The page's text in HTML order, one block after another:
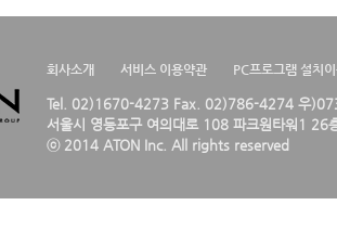
회사소개 서비스 이용약관 PC프로그램 설치
Tel. 02)1670-4273 Fax. 02)786-4274 우
서울시 영등포구 여의대로 108 파크원타워1 26
ⓒ 2014 ATON Inc. All rights reserved